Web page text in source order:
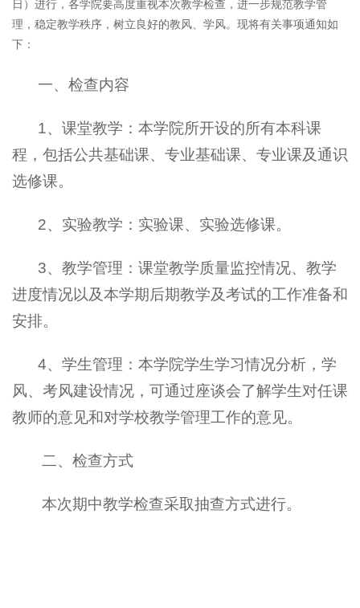
日）进行，各学院要高度重视本次教学检查，进一步规范教学管
理，稳定教学秩序，树立良好的教风、学风。现将有关事项通知如
下：
一、检查内容
1、课堂教学：本学院所开设的所有本科课
程，包括公共基础课、专业基础课、专业课及通识
选修课。
2、实验教学：实验课、实验选修课。
3、教学管理：课堂教学质量监控情况、教学
进度情况以及本学期后期教学及考试的工作准备和
安排。
4、学生管理：本学院学生学习情况分析，学
风、考风建设情况，可通过座谈会了解学生对任课
教师的意见和对学校教学管理工作的意见。
二、检查方式
本次期中教学检查采取抽查方式进行。